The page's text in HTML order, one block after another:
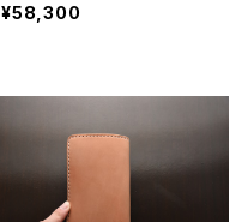
¥58,300